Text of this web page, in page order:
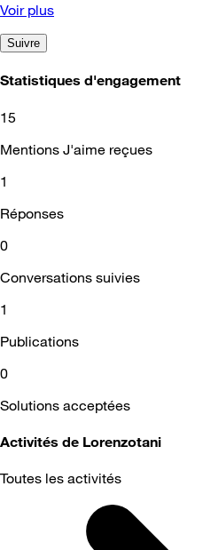
Voir plus
Suivre
Statistiques d'engagement
15
Mentions J'aime reçues
1
Réponses
0
Conversations suivies
1
Publications
0
Solutions acceptées
Activités de Lorenzotani
Toutes les activités